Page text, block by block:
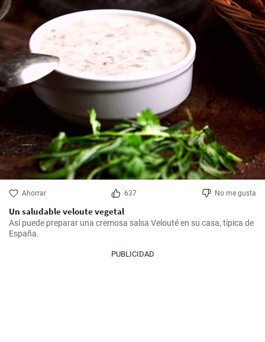
Ahorrar 637 No me gusta
Un saludable veloute vegetal
Así puede preparar una cremosa salsa Velouté en su casa, típica de
España.
PUBLICIDAD